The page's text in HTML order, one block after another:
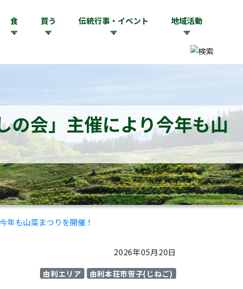
食 買う 伝統行事・イベント 地域活動
の会」主催により今年も山
年も山菜まつりを開催！
2026年05月20日
由利エリア 由利本荘市笹子(じねご)